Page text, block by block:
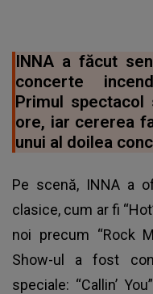
INNA a făcut
concerte
Primul
ore, iar cererea
unui al doilea
Pe scenă, INNA a
clasice, cum ar fi
noi precum “Rock
Show-ul a fost
speciale: “Callin’